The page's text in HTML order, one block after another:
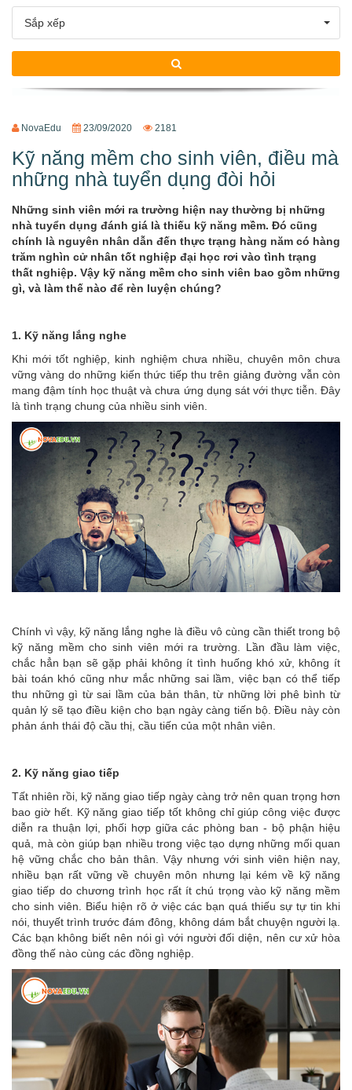
Xu hướng ngành nghề
Sắp xếp
NovaEdu 23/09/2020 2181
Kỹ năng mềm cho sinh viên, điều mà
những nhà tuyển dụng đòi hỏi
Những sinh viên mới ra trường hiện nay thường bị những
nhà tuyển dụng đánh giá là thiếu kỹ năng mềm. Đó cũng
chính là nguyên nhân dẫn đến thực trạng hàng năm có hàng
trăm nghìn cử nhân tốt nghiệp đại học rơi vào tình trạng
thất nghiệp. Vậy kỹ năng mềm cho sinh viên bao gồm những
gì, và làm thế nào để rèn luyện chúng?
1. Kỹ năng lắng nghe
Khi mới tốt nghiệp, kinh nghiệm chưa nhiều, chuyên môn chưa
vững vàng do những kiến thức tiếp thu trên giảng đường vẫn còn
mang đậm tính học thuật và chưa ứng dụng sát với thực tiễn. Đây
là tình trạng chung của nhiều sinh viên.
Chính vì vậy, kỹ năng lắng nghe là điều vô cùng cần thiết trong bộ
kỹ năng mềm cho sinh viên mới ra trường. Lần đầu làm việc,
chắc hẳn bạn sẽ gặp phải không ít tình huống khó xử, không ít
bài toán khó cũng như mắc những sai lầm, việc bạn có thể tiếp
thu những gì từ sai lầm của bản thân, từ những lời phê bình từ
quản lý sẽ tạo điều kiện cho bạn ngày càng tiến bộ. Điều này còn
phản ánh thái độ cầu thị, cầu tiến của một nhân viên.
2. Kỹ năng giao tiếp
Tất nhiên rồi, kỹ năng giao tiếp ngày càng trở nên quan trọng hơn
bao giờ hết. Kỹ năng giao tiếp tốt không chỉ giúp công việc được
diễn ra thuận lợi, phối hợp giữa các phòng ban - bộ phận hiệu
quả, mà còn giúp bạn nhiều trong việc tạo dựng những mối quan
hệ vững chắc cho bản thân. Vậy nhưng với sinh viên hiện nay,
nhiều bạn rất vững về chuyên môn nhưng lại kém về kỹ năng
giao tiếp do chương trình học rất ít chú trọng vào kỹ năng mềm
cho sinh viên. Biểu hiện rõ ở việc các bạn quá thiếu sự tự tin khi
nói, thuyết trình trước đám đông, không dám bắt chuyện người lạ.
Các bạn không biết nên nói gì với người đối diện, nên cư xử hòa
đồng thế nào cùng các đồng nghiệp.